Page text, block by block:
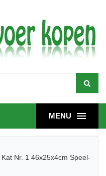
MENU
Nr. 1 46x25x4cm Speel-